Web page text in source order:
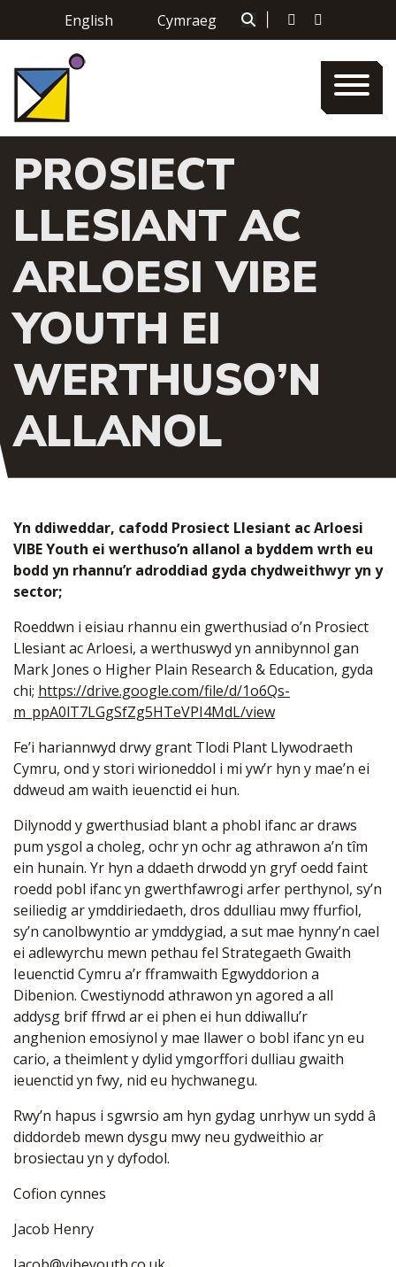
English Cymraeg
PROSIECT
LLESIANT AC
ARLOESI VIBE
YOUTH EI
WERTHUSO’N
ALLANOL
Yn ddiweddar, cafodd Prosiect Llesiant ac Arloesi
VIBE Youth ei werthuso’n allanol a byddem wrth eu
bodd yn rhannu’r adroddiad gyda chydweithwyr yn y
sector;
Roeddwn i eisiau rhannu ein gwerthusiad o’n Prosiect
Llesiant ac Arloesi, a werthuswyd yn annibynnol gan
Mark Jones o Higher Plain Research & Education, gyda
chi; https://drive.google.com/file/d/1o6Qs-
m_ppA0lT7LGgSfZg5HTeVPI4MdL/view
Fe’i hariannwyd drwy grant Tlodi Plant Llywodraeth
Cymru, ond y stori wirioneddol i mi yw’r hyn y mae’n ei
ddweud am waith ieuenctid ei hun.
Dilynodd y gwerthusiad blant a phobl ifanc ar draws
pum ysgol a choleg, ochr yn ochr ag athrawon a’n tîm
ein hunain. Yr hyn a ddaeth drwodd yn gryf oedd faint
roedd pobl ifanc yn gwerthfawrogi arfer perthynol, sy’n
seiliedig ar ymddiriedaeth, dros ddulliau mwy ffurfiol,
sy’n canolbwyntio ar ymddygiad, a sut mae hynny’n cael
ei adlewyrchu mewn pethau fel Strategaeth Gwaith
Ieuenctid Cymru a’r fframwaith Egwyddorion a
Dibenion. Cwestiynodd athrawon yn agored a all
addysg brif ffrwd ar ei phen ei hun ddiwallu’r
anghenion emosiynol y mae llawer o bobl ifanc yn eu
cario, a theimlent y dylid ymgorffori dulliau gwaith
ieuenctid yn fwy, nid eu hychwanegu.
Rwy’n hapus i sgwrsio am hyn gydag unrhyw un sydd â
diddordeb mewn dysgu mwy neu gydweithio ar
brosiectau yn y dyfodol.
Cofion cynnes
Jacob Henry